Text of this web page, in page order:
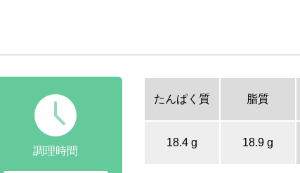
調理時間
たんぱく質 脂質
18.4 g 18.9 g